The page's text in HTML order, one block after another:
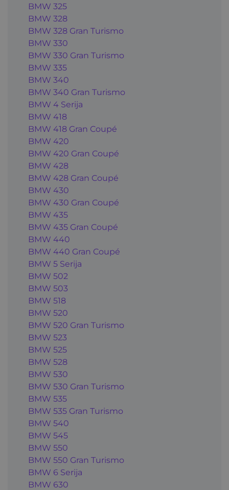
BMW 325
BMW 328
BMW 328 Gran Turismo
BMW 330
BMW 330 Gran Turismo
BMW 335
BMW 340
BMW 340 Gran Turismo
BMW 4 Serija
BMW 418
BMW 418 Gran Coupé
BMW 420
BMW 420 Gran Coupé
BMW 428
BMW 428 Gran Coupé
BMW 430
BMW 430 Gran Coupé
BMW 435
BMW 435 Gran Coupé
BMW 440
BMW 440 Gran Coupé
BMW 5 Serija
BMW 502
BMW 503
BMW 518
BMW 520
BMW 520 Gran Turismo
BMW 523
BMW 525
BMW 528
BMW 530
BMW 530 Gran Turismo
BMW 535
BMW 535 Gran Turismo
BMW 540
BMW 545
BMW 550
BMW 550 Gran Turismo
BMW 6 Serija
BMW 630